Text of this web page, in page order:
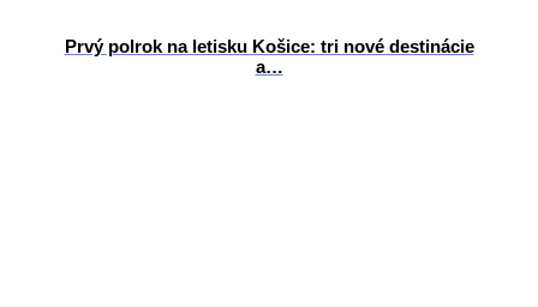
Prvý polrok na letisku Košice: tri nové destinácie
a…